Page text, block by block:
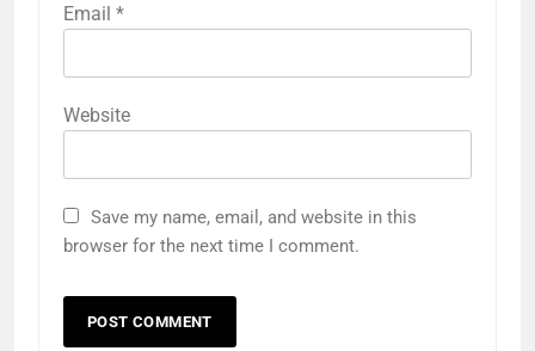
Email *
Website
Save my name, email, and website in this
browser for the next time I comment.